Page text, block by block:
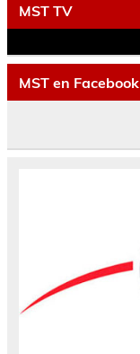
MST TV
MST en Facebook